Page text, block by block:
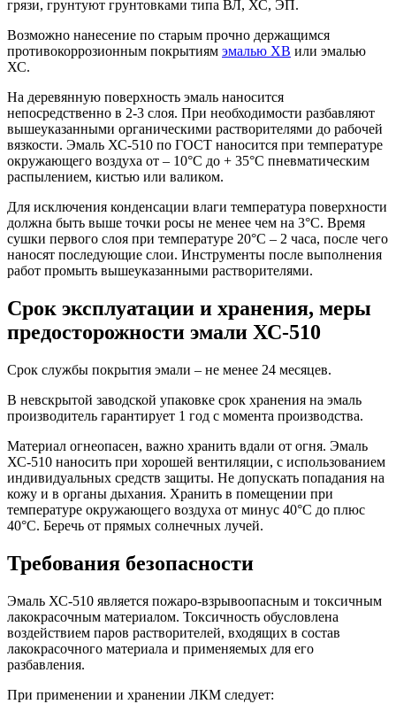
грязи, грунтуют грунтовками типа ВЛ, ХС, ЭП.
Возможно нанесение по старым прочно держащимся
противокоррозионным покрытиям эмалью ХВ или эмалью
ХС.
На деревянную поверхность эмаль наносится
непосредственно в 2-3 слоя. При необходимости разбавляют
вышеуказанными органическими растворителями до рабочей
вязкости. Эмаль ХС-510 по ГОСТ наносится при температуре
окружающего воздуха от – 10°С до + 35°С пневматическим
распылением, кистью или валиком.
Для исключения конденсации влаги температура поверхности
должна быть выше точки росы не менее чем на 3°С. Время
сушки первого слоя при температуре 20°С – 2 часа, после чего
наносят последующие слои. Инструменты после выполнения
работ промыть вышеуказанными растворителями.
Срок эксплуатации и хранения, меры
предосторожности эмали ХС-510
Cрок службы покрытия эмали – не менее 24 месяцев.
В невскрытой заводской упаковке срок хранения на эмаль
производитель гарантирует 1 год с момента производства.
Материал огнеопасен, важно хранить вдали от огня. Эмаль
ХС-510 наносить при хорошей вентиляции, с использованием
индивидуальных средств защиты. Не допускать попадания на
кожу и в органы дыхания. Хранить в помещении при
температуре окружающего воздуха от минус 40°С до плюс
40°С. Беречь от прямых солнечных лучей.
Требования безопасности
Эмаль ХС-510 является пожаро-взрывоопасным и токсичным
лакокрасочным материалом. Токсичность обусловлена
воздействием паров растворителей, входящих в состав
лакокрасочного материала и применяемых для его
разбавления.
При применении и хранении ЛКМ следует: